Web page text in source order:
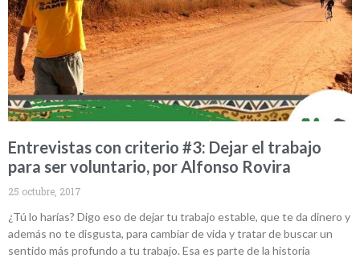
Entrevistas con criterio #3: Dejar el trabajo
para ser voluntario, por Alfonso Rovira
25 octubre, 2017
¿Tú lo harías? Digo eso de dejar tu trabajo estable, que te da dinero y
además no te disgusta, para cambiar de vida y tratar de buscar un
sentido más profundo a tu trabajo. Esa es parte de la historia